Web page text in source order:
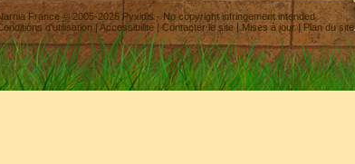
France ©2005-2026 Pyxidis- No copyright infringement intended
d'utilisation|Accessibilité| Contacter le site|Mises à jour| Plan du site